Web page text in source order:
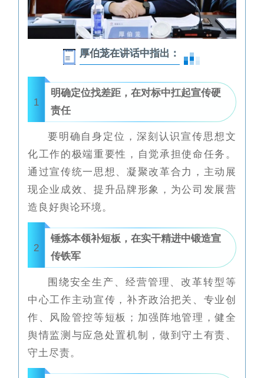
厚伯茏在讲话中指出：
1
明确定位找差距，在对标中扛起宣传硬
责任
要明确自身定位，深刻认识宣传思想文
化工作的极端重要性，自觉承担使命任务。
通过宣传统一思想、凝聚改革合力，主动展
现企业成效、提升品牌形象，为公司发展营
造良好舆论环境。
2
锤炼本领补短板，在实干精进中锻造宣
传铁军
围绕安全生产、经营管理、改革转型等
中心工作主动宣传，补齐政治把关、专业创
作、风险管控等短板；加强阵地管理，健全
舆情监测与应急处置机制，做到守土有责、
守土尽责。